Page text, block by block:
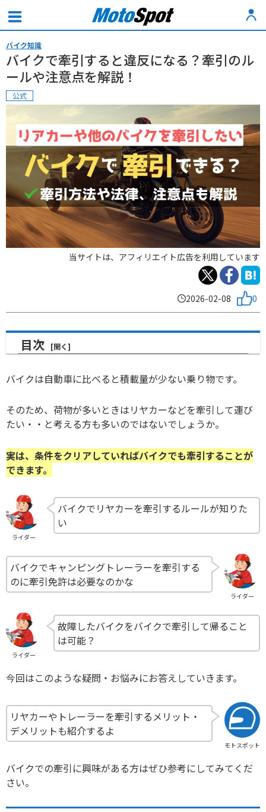
バイク知識
バイクで牽引すると違反になる？牽引のル
ールや注意点を解説！
公式
当サイトは、アフィリエイト広告を利用しています
2026-02-08 0
目次
バイクは自動車に比べると積載量が少ない乗り物です。
そのため、荷物が多いときはリヤカーなどを牽引して運び
たい・・と考える方も多いのではないでしょうか。
実は、条件をクリアしていればバイクでも牽引することが
できます。
ライダー
バイクでリヤカーを牽引するルールが知りた
い
ライダー
バイクでキャンピングトレーラーを牽引する
のに牽引免許は必要なのかな
ライダー
故障したバイクをバイクで牽引して帰ること
は可能？
今回はこのような疑問・お悩みにお答えしていきます。
モトスポット
リヤカーやトレーラーを牽引するメリット・
デメリットも紹介するよ
バイクでの牽引に興味がある方はぜひ参考にしてみてくだ
さい。